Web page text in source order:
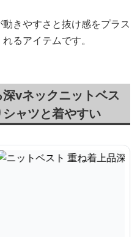
きやすさと抜け感をプラス
るアイテムです。
vネックニットベス
ャツと着やすい